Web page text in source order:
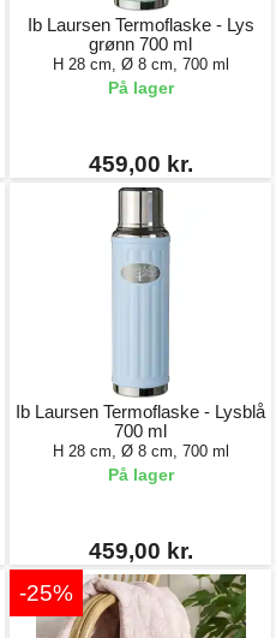
Ib Laursen Termoflaske - Lys
grønn 700 ml
H 28 cm, Ø 8 cm, 700 ml
På lager
459,00 kr.
Ib Laursen Termoflaske - Lysblå
700 ml
H 28 cm, Ø 8 cm, 700 ml
På lager
459,00 kr.
-25%